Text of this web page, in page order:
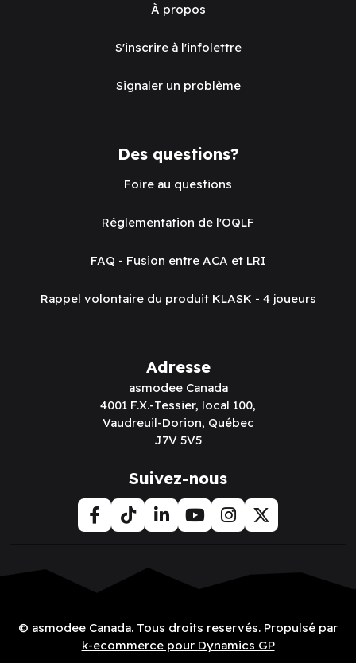
À propos
S'inscrire à l'infolettre
Signaler un problème
Des questions?
Foire au questions
Réglementation de l'OQLF
FAQ - Fusion entre ACA et LRI
Rappel volontaire du produit KLASK - 4 joueurs
Adresse
asmodee Canada
4001 F.X.-Tessier, local 100,
Vaudreuil-Dorion, Québec
J7V 5V5
Suivez-nous
© asmodee Canada. Tous droits reservés. Propulsé par
k-ecommerce pour Dynamics GP